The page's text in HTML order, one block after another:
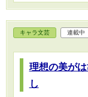
キャラ文芸 連載中
理想の美が
し